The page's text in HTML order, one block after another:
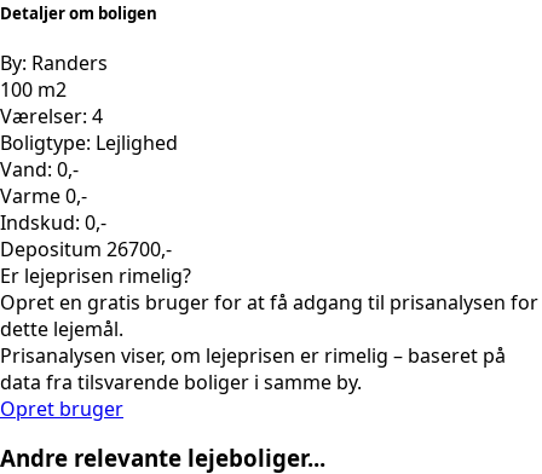
Detaljer om boligen
By: Randers
100 m2
Værelser: 4
Boligtype: Lejlighed
Vand: 0,-
Varme 0,-
Indskud: 0,-
Depositum 26700,-
Er lejeprisen rimelig?
Opret en gratis bruger for at få adgang til prisanalysen for
dette lejemål.
Prisanalysen viser, om lejeprisen er rimelig – baseret på
data fra tilsvarende boliger i samme by.
Opret bruger
Andre relevante lejeboliger...